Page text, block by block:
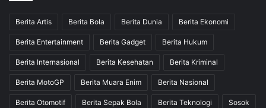
Berita Artis Berita Bola Berita Dunia Berita Ekonomi
Berita Entertainment Berita Gadget Berita Hukum
Berita Internasional Berita Kesehatan Berita Kriminal
Berita MotoGP Berita Muara Enim Berita Nasional
Berita Otomotif Berita Sepak Bola Berita Teknologi Sosok